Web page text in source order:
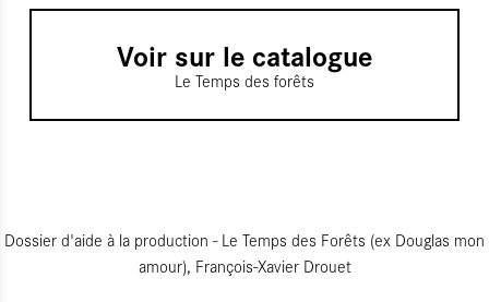
Voir sur le catalogue
Le Temps des forêts
Dossier d'aide à la production - Le Temps des Forêts (ex Douglas mon
amour), François-Xavier Drouet